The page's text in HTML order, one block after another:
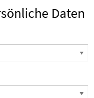
Daten